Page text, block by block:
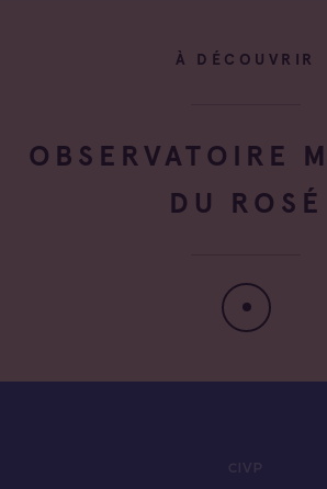
À DÉCOUVRIR
OBSERVATOIRE
DU ROSÉ